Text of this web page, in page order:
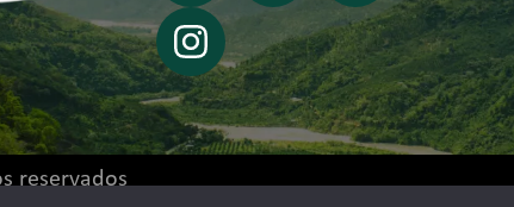
reservados